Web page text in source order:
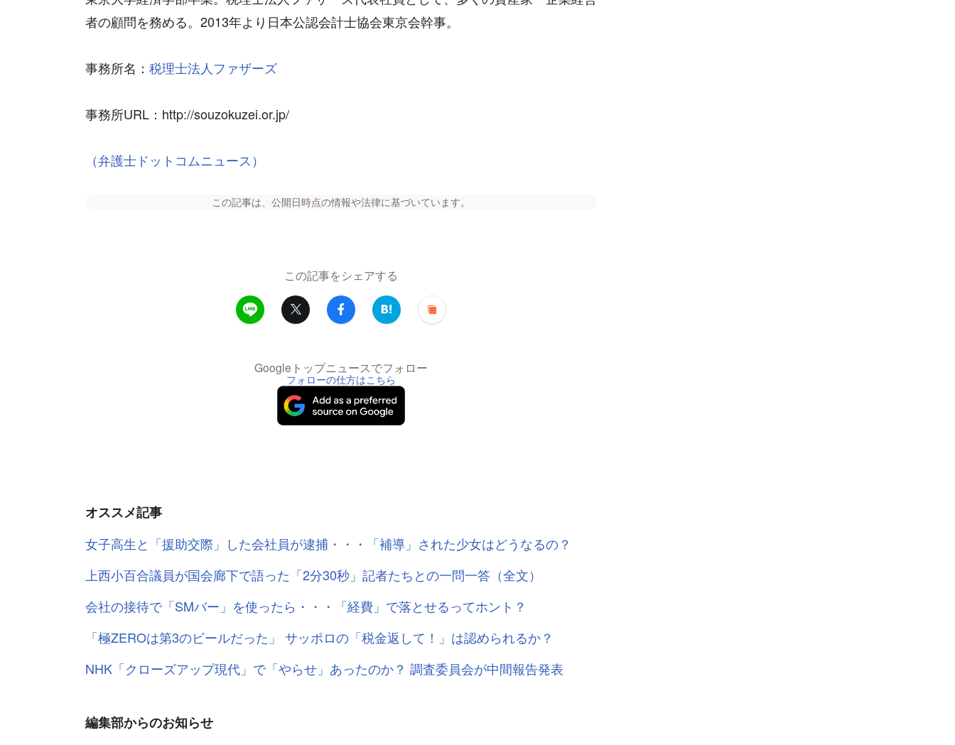
者の顧問を務める。2013年より日本公認会計士協会東京会幹事。
事務所名： 税理士法人ファザーズ
事務所URL：http://souzokuzei.or.jp/
（弁護士ドットコムニュース）
この記事は、公開日時点の情報や法律に基づいています。
この記事をシェアする
Googleトップニュースでフォロー
フォローの仕方はこちら
オススメ記事
女子高生と「援助交際」した会社員が逮捕・・・「補導」された少女はどうなるの？
上西小百合議員が国会廊下で語った「2分30秒」記者たちとの一問一答（全文）
会社の接待で「SMバー」を使ったら・・・「経費」で落とせるってホント？
「極ZEROは第3のビールだった」 サッポロの「税金返して！」は認められるか？
NHK「クローズアップ現代」で「やらせ」あったのか？ 調査委員会が中間報告発表
編集部からのお知らせ